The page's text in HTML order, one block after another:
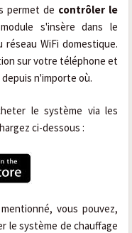
permet de contrôler le
s'insère dans le
WiFi domestique.
sur votre téléphone et
n'importe où.
le système via les
ci-dessous :
vous pouvez,
le système de chauffage